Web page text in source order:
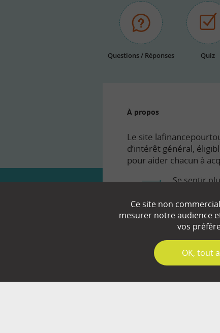
Questions / Réponses Quiz
À propos
Le site
d’intérêt général,
pour aider chacun à
Se sentir
Prendre
Ce site non
mesurer notre audience
vos
✓
OK, tout